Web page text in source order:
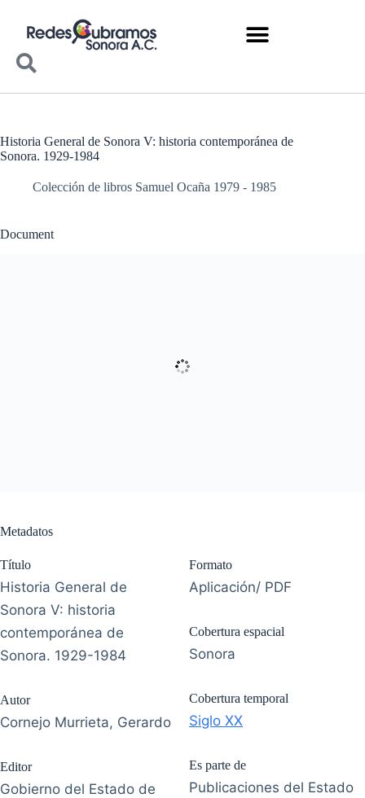
Historia General de Sonora V: historia contemporánea de
Sonora. 1929-1984
Colección de libros Samuel Ocaña 1979 - 1985
Document
Metadatos
Título
Historia General de
Sonora V: historia
contemporánea de
Sonora. 1929-1984
Autor
Cornejo Murrieta, Gerardo
Editor
Gobierno del Estado de
Formato
Aplicación/ PDF
Cobertura espacial
Sonora
Cobertura temporal
Siglo XX
Es parte de
Publicaciones del Estado